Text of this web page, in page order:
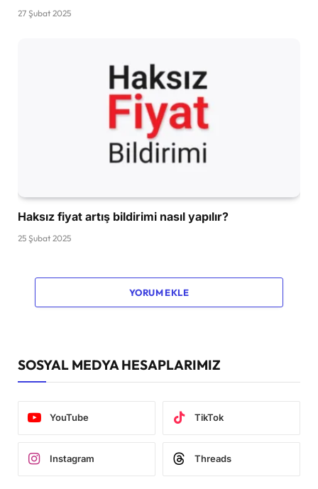
27 Şubat 2025
Haksız fiyat artış bildirimi nasıl yapılır?
25 Şubat 2025
YORUM EKLE
SOSYAL MEDYA HESAPLARIMIZ
YouTube TikTok
Instagram Threads